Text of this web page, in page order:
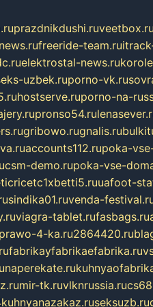
prazdnikdushi.ruveetbox.ru
freeride-team.ru
elektrostal-news.ru
uzbek.ruporno-vk.ru
hostserve.ruporno-na-
pronso54.ru
gribowo.rugnalis.ru
accounts112.rupoka-
csm-demo.rupoka-vse-
uafoot-
sindika01.ruvenda-
viagra-tablet.rufasbags.ru
4-ka.ru2864420.ru
fabrikayfabrikaefabrika.ru
naperekate.ru
mir-tk.ruvlknrussia.ru
seksuzb.ru